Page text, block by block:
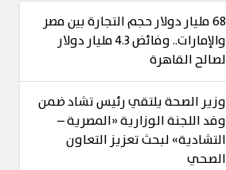
68 مليار دولار حجم التجارة بين مصر
والإمارات.. وفائض 4.3 مليار دولار
لصالح القاهرة
وزير الصحة يلتقي رئيس تشاد ضمن
وفد اللجنة الوزارية «المصرية –
التشادية» لبحث تعزيز التعاون
الصحي